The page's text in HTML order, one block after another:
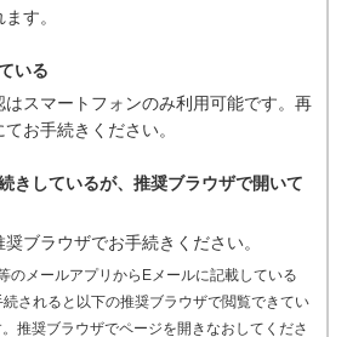
す。
いる
はスマートフォンのみ利用可能です。再
お手続きください。
きしているが、推奨ブラウザで開いて
ブラウザでお手続きください。
のメールアプリからEメールに記載している
されると以下の推奨ブラウザで閲覧できてい
推奨ブラウザでページを開きなおしてくださ